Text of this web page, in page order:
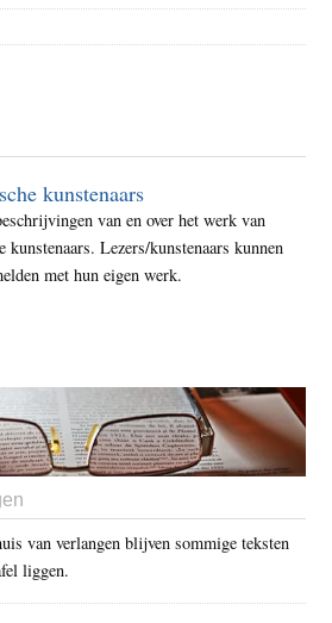
kunstenaars
van en over het werk van
kunstenaars. Lezers/kunstenaars kunnen
met hun eigen werk.
van verlangen blijven sommige teksten
liggen.